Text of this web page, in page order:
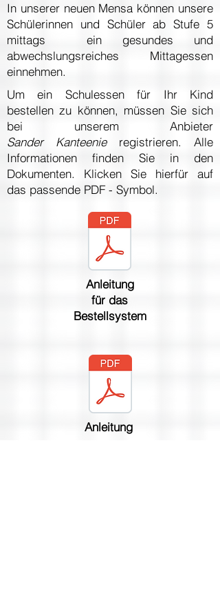
In unserer neuen Mensa können unsere
Schülerinnen und Schüler ab Stufe 5
mittags
ein gesundes und
abwechslungsreiches Mittagessen
einnehmen.
Um ein Schulessen für Ihr Kind
bestellen zu können, müssen Sie sich
bei unserem Anbieter
Sander Kanteenie registrieren. Alle
Informationen finden Sie in den
Dokumenten. Klicken Sie hierfür auf
das passende PDF - Symbol.
Anleitung
für das
Bestellsystem
Anleitung